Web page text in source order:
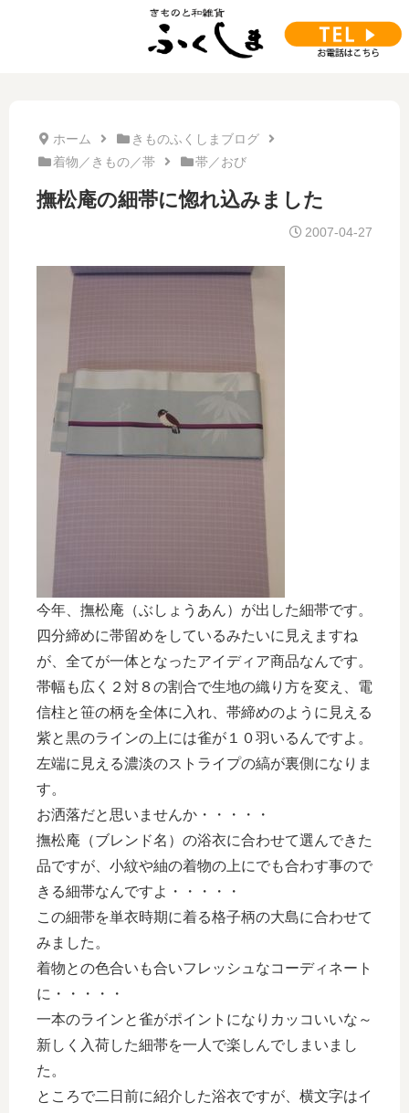
ホーム
きものふくしまブログ
着物／きもの／帯
帯／おび
撫松庵の細帯に惚れ込みました
2007-04-27
今年、撫松庵（ぶしょうあん）が出した細帯です。
四分締めに帯留めをしているみたいに見えますね
が、全てが一体となったアイディア商品なんです。
帯幅も広く２対８の割合で生地の織り方を変え、電
信柱と笹の柄を全体に入れ、帯締めのように見える
紫と黒のラインの上には雀が１０羽いるんですよ。
左端に見える濃淡のストライプの縞が裏側になりま
す。
お洒落だと思いませんか・・・・・
撫松庵（ブレンド名）の浴衣に合わせて選んできた
品ですが、小紋や紬の着物の上にでも合わす事ので
きる細帯なんですよ・・・・・
この細帯を単衣時期に着る格子柄の大島に合わせて
みました。
着物との色合いも合いフレッシュなコーディネート
に・・・・・
一本のラインと雀がポイントになりカッコいいな～
新しく入荷した細帯を一人で楽しんでしまいまし
た。
ところで二日前に紹介した浴衣ですが、横文字はイ